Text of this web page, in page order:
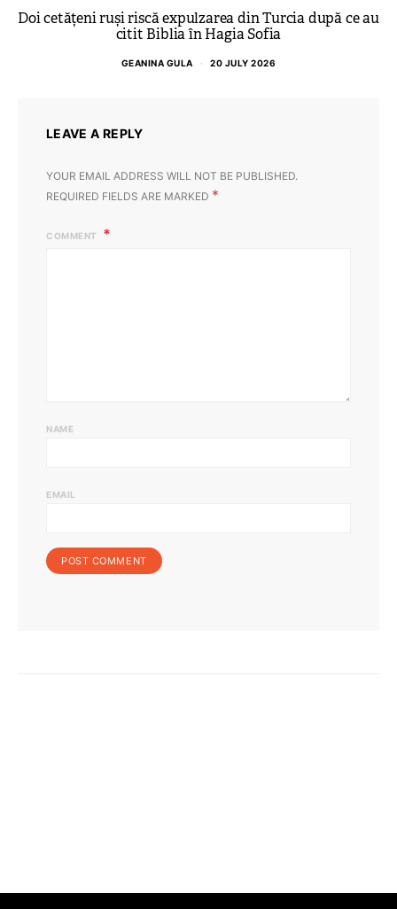
Doi cetățeni ruși riscă expulzarea din Turcia după ce au
citit Biblia în Hagia Sofia
GEANINA GULA 20 JULY 2026
LEAVE A REPLY
YOUR EMAIL ADDRESS WILL NOT BE PUBLISHED.
REQUIRED FIELDS ARE MARKED *
COMMENT
NAME
EMAIL